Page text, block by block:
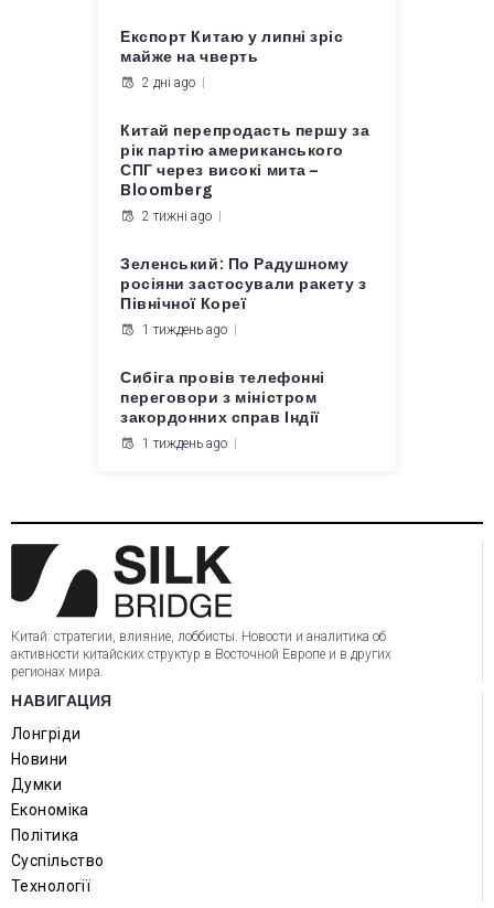
Експорт Китаю у липні зріс
майже на чверть
2 дні ago
Китай перепродасть першу за
рік партію американського
СПГ через високі мита –
Bloomberg
2 тижні ago
Зеленський: По Радушному
росіяни застосували ракету з
Північної Кореї
1 тиждень ago
Сибіга провів телефонні
переговори з міністром
закордонних справ Індії
1 тиждень ago
Китай: стратегии, влияние, лоббисты. Новости и аналитика об
активности китайских структур в Восточной Европе и в других
регионах мира.
НАВИГАЦИЯ
Лонгріди
Новини
Думки
Економіка
Політика
Суспільство
Технології